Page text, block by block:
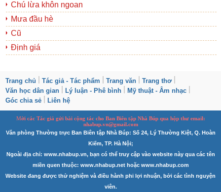
Chú lừa khôn ngoan
Mưa đầu hè
Cũ
Định giá
Trang chủ Tác giả - Tác phẩm Trang văn
Trang thơ
Văn học dân gian
Lý luận - Phê bình
Mỹ thuật - Âm nhạc
Góc chia sẻ
Liên hệ
Mời các Tác giả gửi bài cộng táccho Ban Biên tập Nhà Búp qua hộp thư email:
nhabup.vn@gmail.com
Văn phòng Thường trực Ban Biên tập Nhà Búp: Số 24, Lý Thường Kiệt, Q. Hoàn
Kiếm, TP. Hà Nội;
Ngoài địa chỉ: www.nhabup.vn, bạn có thể truy cập vào website này qua các tên
miền quen thuộc: www.nhabup.net hoặc www.nhabup.com
Website đang được thử nghiệm và điều hành phi lợi nhuận, bởi các tình nguyện
viên.